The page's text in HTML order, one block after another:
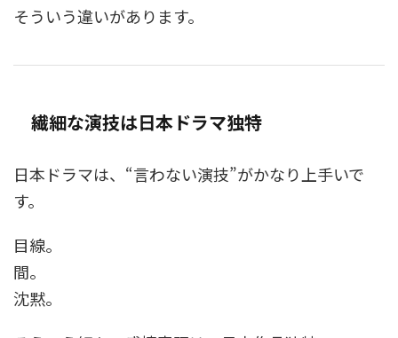
そういう違いがあります。
繊細な演技は日本ドラマ独特
日本ドラマは、“言わない演技”がかなり上手いで
す。
目線。
間。
沈黙。